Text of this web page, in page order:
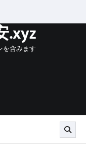
.xyz
を含みます